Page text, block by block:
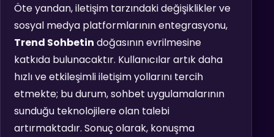
Öte yandan, iletişim tarzındaki değişiklikler ve
sosyal medya platformlarının entegrasyonu,
Trend Sohbetin doğasının evrilmesine
katkıda bulunacaktır. Kullanıcılar artık daha
hızlı ve etkileşimli iletişim yollarını tercih
etmekte; bu durum, sohbet uygulamalarının
sunduğu teknolojilere olan talebi
artırmaktadır. Sonuç olarak, konuşma